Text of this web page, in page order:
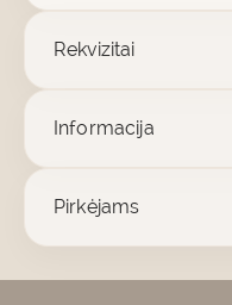
Rekvizitai
Informacija
Pirkėjams